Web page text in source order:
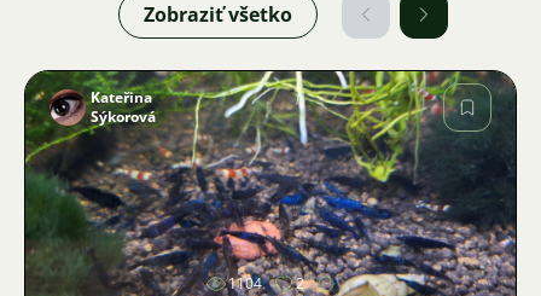
Zobraziť všetko
Obrázok
Kateřina
Sýkorová
1104 2